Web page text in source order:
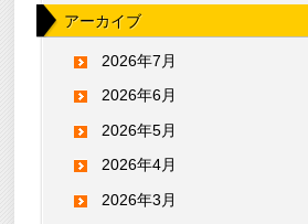
アーカイブ
2026年7月
2026年6月
2026年5月
2026年4月
2026年3月